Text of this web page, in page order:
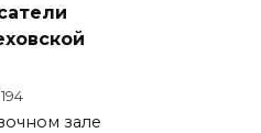
194
зале